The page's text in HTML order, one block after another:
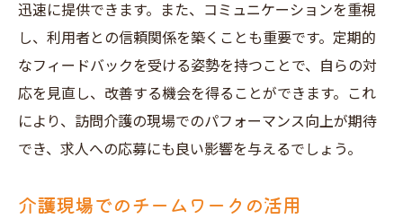
迅速に提供できます。また、コミュニケーションを重視
し、利用者との信頼関係を築くことも重要です。定期的
なフィードバックを受ける姿勢を持つことで、自らの対
応を見直し、改善する機会を得ることができます。これ
により、訪問介護の現場でのパフォーマンス向上が期待
でき、求人への応募にも良い影響を与えるでしょう。
介護現場でのチームワークの活用